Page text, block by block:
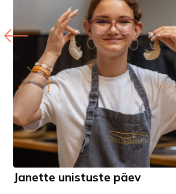
Janette unistuste päev